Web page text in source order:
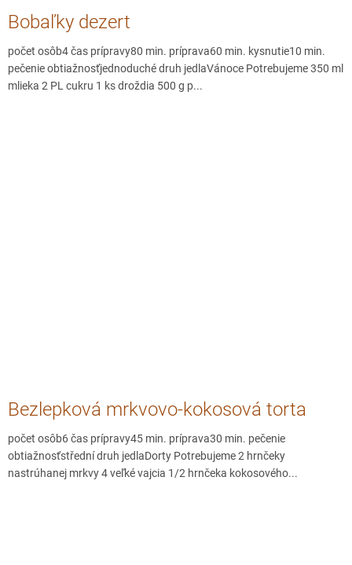
Bobaľky dezert
počet osôb4 čas prípravy80 min. príprava60 min. kysnutie10 min.
pečenie obtiažnosťjednoduché druh jedlaVánoce Potrebujeme 350 ml
mlieka 2 PL cukru 1 ks droždia 500 g p...
Bezlepková mrkvovo-kokosová torta
počet osôb6 čas prípravy45 min. príprava30 min. pečenie
obtiažnosťstřední druh jedlaDorty Potrebujeme 2 hrnčeky
nastrúhanej mrkvy 4 veľké vajcia 1/2 hrnčeka kokosového...